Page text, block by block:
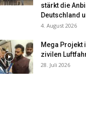
stärkt die
Deutschland
4. August 2026
Mega Projekt
zivilen
28. Juli 2026